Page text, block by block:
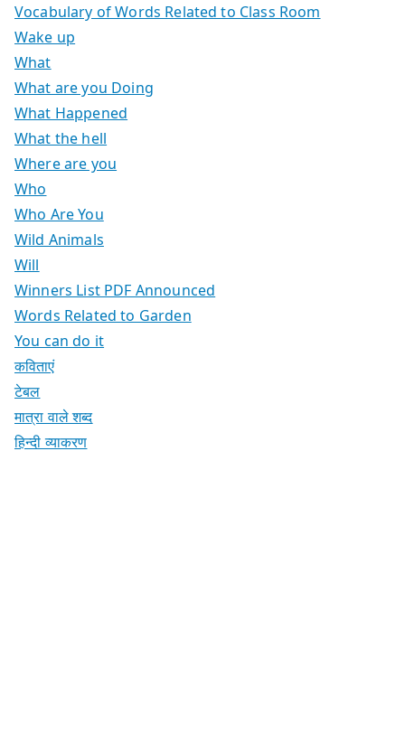
Vocabulary of Words Related to Class Room
Wake up
What
What are you Doing
What Happened
What the hell
Where are you
Who
Who Are You
Wild Animals
Will
Winners List PDF Announced
Words Related to Garden
You can do it
कविताएं
टेबल
मात्रा वाले शब्द
हिन्दी व्याकरण